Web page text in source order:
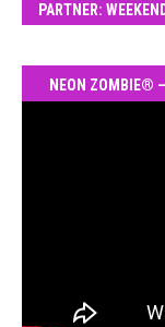
PARTNER:
NEON ZOMBIE®